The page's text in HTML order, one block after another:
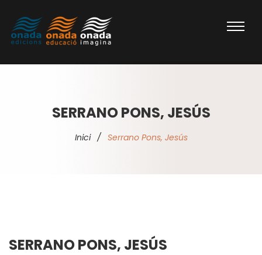
SERRANO PONS, JESÚS
Inici / Serrano Pons, Jesús
SERRANO PONS, JESÚS